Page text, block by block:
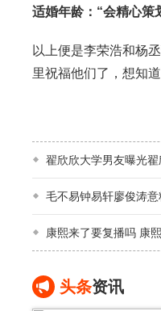
适婚年龄：“会精心策
以上便是李荣浩和杨
里祝福他们了，想知
翟欣欣大学男友曝光翟
毛不易钟易轩廖俊涛
康熙来了要复播吗 康
头条资讯